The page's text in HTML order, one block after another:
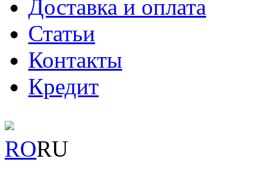
Доставка и оплата
Статьи
Контакты
Кредит
RORU